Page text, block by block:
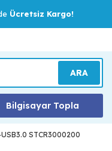
Ücretsiz Kargo!
ARA
Bilgisayar Topla